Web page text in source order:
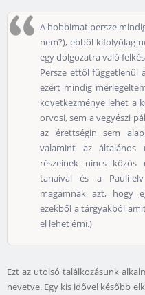
A hobbimat persze
nem?), ebből kifolyólag
egy dolgozatra való
Persze ettől függetlenül
ezért mindig
következménye lehet a
orvosi, sem a vegyészi
az érettségin sem
valamint az általános
részeinek nincs közös
tanaival és a Pauli-
magamnak azt, hogy
ezekből a tárgyakból
el lehet érni.)
Ezt az utolsó találkozásunk
nevetve. Egy kis idővel később